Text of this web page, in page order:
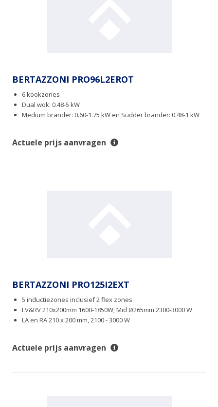
BERTAZZONI PRO96L2EROT
6 kookzones
Dual wok: 0.48-5 kW
Medium brander: 0.60-1.75 kW en Sudder brander: 0.48-1 kW
Actuele prijs aanvragen
BERTAZZONI PRO125I2EXT
5 inductiezones inclusief 2 flex zones
LV&RV 210x200mm 1600-1850W; Mid Ø265mm 2300-3000 W
LA en RA 210 x 200 mm, 2100 - 3000 W
Actuele prijs aanvragen